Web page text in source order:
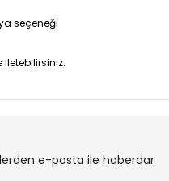
seçeneği
iletebilirsiniz.
e-posta ile haberdar